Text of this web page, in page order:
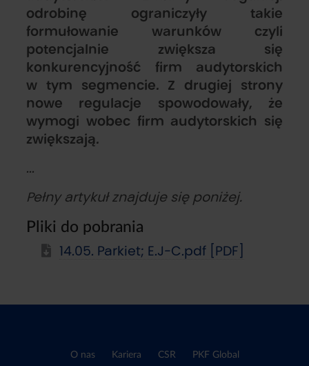
odrobinę ograniczyły takie
formułowanie warunków czyli
potencjalnie zwiększa się
konkurencyjność firm audytorskich
w tym segmencie. Z drugiej strony
nowe regulacje spowodowały, że
wymogi wobec firm audytorskich się
zwiększają.
...
Pełny artykuł znajduje się poniżej.
Pliki do pobrania
14.05. Parkiet; E.J-C.pdf [PDF]
O nas Kariera CSR PKF Global